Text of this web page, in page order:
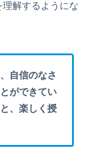
解するようにな
自信のなさ
ができてい
、楽しく授